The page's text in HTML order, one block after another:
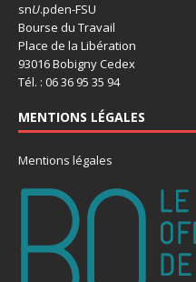
snU.pden-FSU
Bourse du Travail
Place de la Libération
93016 Bobigny Cedex
Tél. : 06 36 95 35 94
MENTIONS LÉGALES
Mentions légales